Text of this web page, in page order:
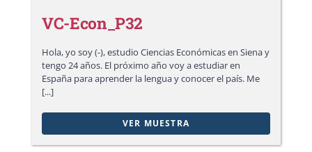
VC-Econ_P32
Hola, yo soy (-), estudio Ciencias Económicas en Siena y
tengo 24 años. El próximo año voy a estudiar en
España para aprender la lengua y conocer el país. Me
[...]
VER MUESTRA